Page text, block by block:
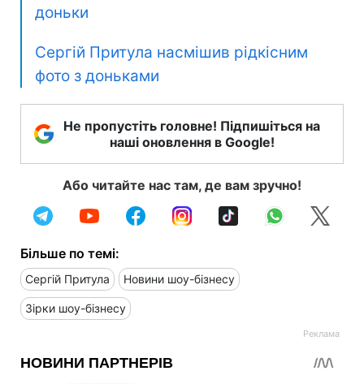
доньки
Сергій Притула насмішив рідкісним
фото з доньками
Не пропустіть головне! Підпишіться на
наші оновлення в Google!
Або читайте нас там, де вам зручно!
Більше по темі:
Сергій Притула Новини шоу-бізнесу
Зірки шоу-бізнесу